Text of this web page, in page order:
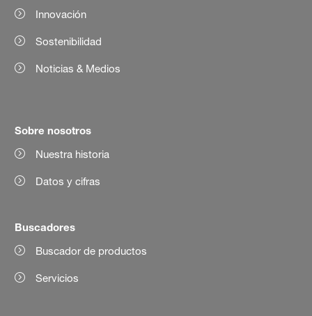
Innovación
Sostenibilidad
Noticias & Medios
Sobre nosotros
Nuestra historia
Datos y cifras
Buscadores
Buscador de productos
Servicios